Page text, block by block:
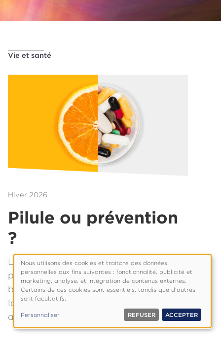
Vie et santé
Hiver 2026
Pilule ou prévention
?
Les remèdes naturels et la
pharmacologie moderne n’ont pas
besoin d’être en opposition. L’approche
la plus sage en matière de santé puise
avec discernement dans les deux.
Utilisation
des
données
personnelles
et
Nous utilisons des cookies et traitons des données
personnelles aux fins suivantes : fonctionnalité, publicité et
marketing, analyse, et intégration de contenus externes.
Certains de ces cookies sont essentiels, tandis que d'autres
sont facultatifs.
Personnaliser REFUSER ACCEPTER